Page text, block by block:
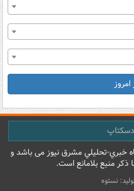
امروز
خبري-تحليلي مشرق نيوز می باشد و
ذکر منبع بلامانع است.
نستوه